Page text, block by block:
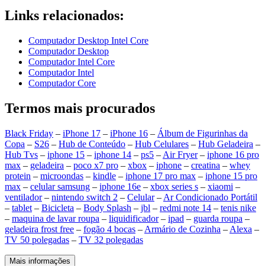
Links relacionados:
Computador Desktop Intel Core
Computador Desktop
Computador Intel Core
Computador Intel
Computador Core
Termos mais procurados
Black Friday – iPhone 17 – iPhone 16 – Álbum de Figurinhas da
Copa – S26 – Hub de Conteúdo – Hub Celulares – Hub Geladeira –
Hub Tvs – iphone 15 – iphone 14 – ps5 – Air Fryer– iphone 16 pro
max – geladeira – poco x7 pro – xbox – iphone – creatina – whey
protein – microondas – kindle – iphone 17 pro max – iphone 15 pro
max – celular samsung – iphone 16e – xbox series s – xiaomi –
ventilador– nintendo switch 2 – Celular– Ar Condicionado Portátil
– tablet – Bicicleta – Body Splash – jbl – redmi note 14 – tenis nike
– maquina de lavar roupa – liquidificador– ipad – guarda roupa –
geladeira frost free – fogão 4 bocas – Armário de Cozinha – Alexa –
TV 50 polegadas – TV 32 polegadas
Mais informações